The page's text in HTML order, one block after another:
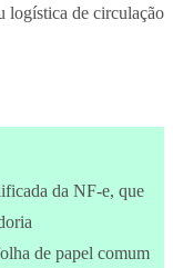
logística de circulação
da NF-e, que
de papel comum